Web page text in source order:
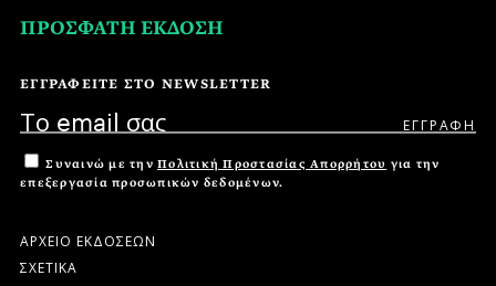
ΠΡΟΣΦΑΤΗ ΕΚΔΟΣΗ
ΕΓΓΡΑΦΕΙΤΕ ΣΤΟ NEWSLETTER
Συναινώ με την Πολιτική Προστασίας Απορρήτου για την
επεξεργασία προσωπικών δεδομένων.
ΑΡΧΕΙΟ ΕΚΔΟΣΕΩΝ
ΣΧΕΤΙΚΑ